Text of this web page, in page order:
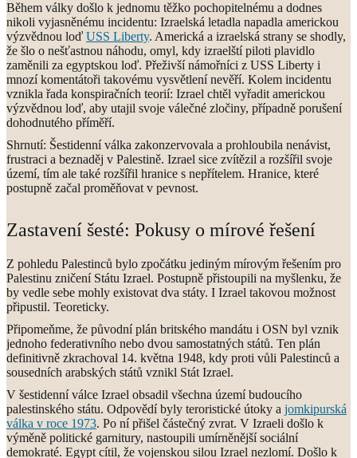
Během války došlo k jednomu těžko pochopitelnému a dodnes
nikoli vyjasněnému incidentu: Izraelská letadla napadla americkou
výzvědnou loď USS Liberty. Americká a izraelská strany se shodly,
že šlo o nešťastnou náhodu, omyl, kdy izraelští piloti plavidlo
zaměnili za egyptskou loď. Přeživší námořníci z USS Liberty i
mnozí komentátoři takovému vysvětlení nevěří. Kolem incidentu
vznikla řada konspiračních teorií: Izrael chtěl vyřadit americkou
výzvědnou loď, aby utajil svoje válečné zločiny, případně porušení
dohodnutého příměří.
Shrnutí: Šestidenní válka zakonzervovala a prohloubila nenávist,
frustraci a beznaděj v Palestině. Izrael sice zvítězil a rozšířil svoje
území, tím ale také rozšířil hranice s nepřítelem. Hranice, které
postupně začal proměňovat v pevnost.
Zastavení šesté: Pokusy o mírové řešení
Z pohledu Palestinců bylo zpočátku jediným mírovým řešením pro
Palestinu zničení Státu Izrael. Postupně přistoupili na myšlenku, že
by vedle sebe mohly existovat dva státy. I Izrael takovou možnost
připustil. Teoreticky.
Připomeňme, že původní plán britského mandátu i OSN byl vznik
jednoho federativního nebo dvou samostatných států. Ten plán
definitivně zkrachoval 14. května 1948, kdy proti vůli Palestinců a
sousedních arabských států vznikl Stát Izrael.
V šestidenní válce Izrael obsadil všechna území budoucího
palestinského státu. Odpovědí byly teroristické útoky a jomkipurská
válka v roce 1973. Po ní přišel částečný zvrat. V Izraeli došlo k
výměně politické garnitury, nastoupili umírněnější sociální
demokraté. Egypt cítil, že vojenskou silou Izrael nezlomí. Došlo k